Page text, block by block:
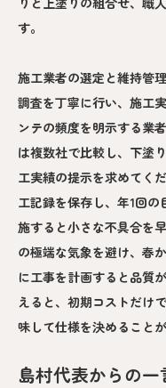
す。
施工業者の選定と維持管
調査を丁寧に行い、施工
ンテの頻度を明示する業
は複数社で比較し、下塗
工実績の提示を求めてく
工記録を保存し、年1回
施すると小さな不具合を
の極端な気象を避け、春
に工事を計画すると品質
えると、初期コストだけ
味して仕様を決めること
島村代表からの一